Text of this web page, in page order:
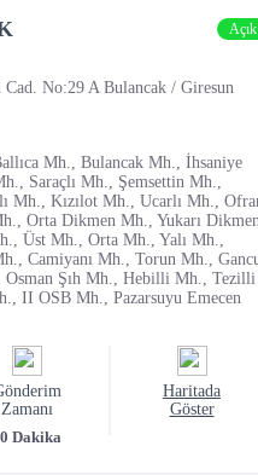
Açık
No:29 A Bulancak / Giresun
Mh., Bulancak Mh., İhsaniye
Saraçlı Mh., Şemsettin Mh.,
Mh., Kızılot Mh., Ucarlı Mh.,
Orta Dikmen Mh., Yukarı
Üst Mh., Orta Mh., Yalı Mh.,
Camiyanı Mh., Torun Mh.,
Şıh Mh., Hebilli Mh., Tezilli
II OSB Mh., Pazarsuyu Emecen
Zamanı
Dakika
Haritada
Göster